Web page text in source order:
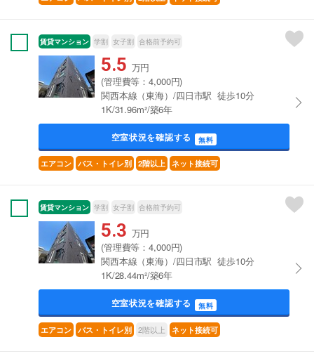
賃貸マンション 学割 女子割 合格前予約可
5.5 万円
(管理費等：4,000円)
関西本線（東海）/四日市駅 徒歩10分
1K/31.96m²/築6年
空室状況を確認する 無料
エアコン バス・トイレ別 2階以上 ネット接続可
賃貸マンション 学割 女子割 合格前予約可
5.3 万円
(管理費等：4,000円)
関西本線（東海）/四日市駅 徒歩10分
1K/28.44m²/築6年
空室状況を確認する 無料
エアコン バス・トイレ別 2階以上 ネット接続可